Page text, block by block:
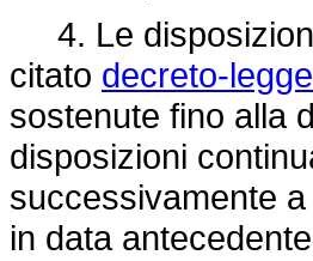
4. Le
citato decreto-
sostenute fino alla
disposizioni
successivamente
in data